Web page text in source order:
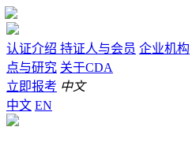
认证介绍 持证人与会员 企业机构
点与研究 关于CDA
立即报考 中文
中文 EN